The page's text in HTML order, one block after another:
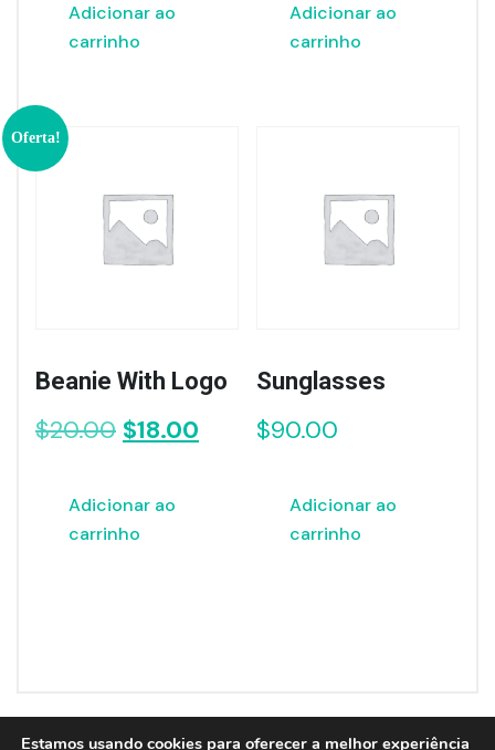
era:
$20.00.
Adicionar ao
carrinho
era:
$18.00.
Adicionar ao
carrinho
Oferta!
Beanie With Logo
$20.00 O
era:
$20.00.
$18.00
Adicionar ao
carrinho
Sunglasses
$90.00
Adicionar ao
carrinho
Estamos usando cookies para oferecer a melhor experiência